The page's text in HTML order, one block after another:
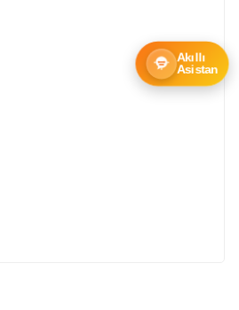
Akıllı
Asistan